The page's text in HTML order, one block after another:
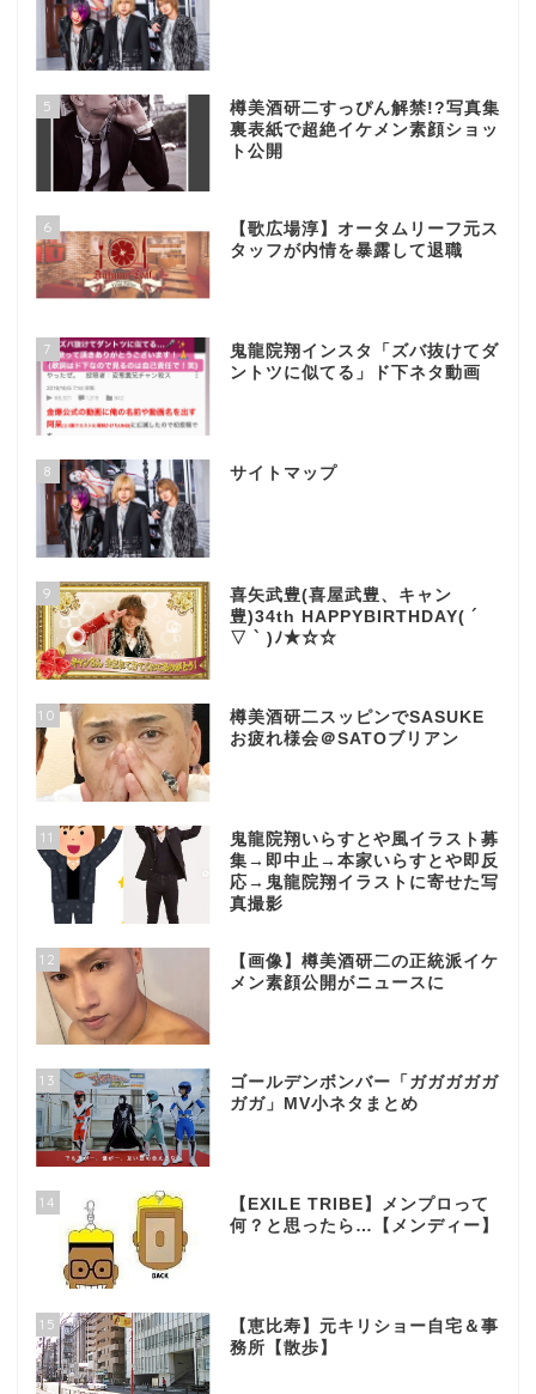
5
樽美酒研二すっぴん解禁!?写真集
裏表紙で超絶イケメン素顔ショッ
ト公開
6
【歌広場淳】オータムリーフ元ス
タッフが内情を暴露して退職
7
鬼龍院翔インスタ「ズバ抜けてダ
ントツに似てる」ド下ネタ動画
8 サイトマップ
9
喜矢武豊(喜屋武豊、キャン
豊)34th HAPPYBIRTHDAY( ´
▽ ` )ﾉ★☆☆
10
樽美酒研二スッピンでSASUKE
お疲れ様会＠SATOブリアン
11
鬼龍院翔いらすとや風イラスト募
集→即中止→本家いらすとや即反
応→鬼龍院翔イラストに寄せた写
真撮影
12
【画像】樽美酒研二の正統派イケ
メン素顔公開がニュースに
13
ゴールデンボンバー「ガガガガガ
ガガ」MV小ネタまとめ
14
【EXILE TRIBE】メンプロって
何？と思ったら…【メンディー】
15
【恵比寿】元キリショー自宅＆事
務所【散歩】